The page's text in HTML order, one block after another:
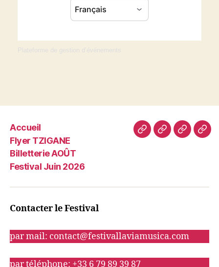
Plateforme de gestion d’événements
Accueil
Flyer TZIGANE
Billetterie AOÛT
Festival Juin 2026
AccueilFlyerBilletterie
Contacter le Festival
par mail: contact@festivallaviamusica.com
par téléphone: +33 6 79 89 39 87